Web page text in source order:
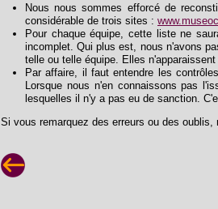
Nous nous sommes efforcé de
considérable de trois sites :
Pour chaque équipe, cette liste ne
incomplet. Qui plus est, nous n'avons
telle ou telle équipe. Elles
Par affaire, il faut entendre les
Lorsque nous n'en connaissons pas
lesquelles il n'y a pas eu de sanction.
Si vous remarquez des erreurs ou des